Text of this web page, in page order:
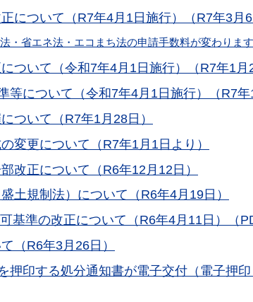
について（R7年4月1日施行）（R7年3月6
・省エネ法・エコまち法の申請手数料が変わります
ついて（令和7年4月1日施行）（R7年1月
等について（令和7年4月1日施行）（R7年
ついて（R7年1月28日）
変更について（R7年1月1日より）
改正について（R6年12月12日）
土規制法）について（R6年4月19日）
基準の改正について（R6年4月11日）（
（R6年3月26日）
押印する処分通知書が電子交付（電子押